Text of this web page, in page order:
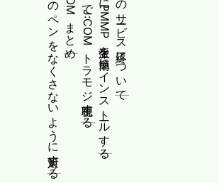
WindowsにPMMP派生を簡単にインストールする
Yoga 670のペンをなくさないように対策する